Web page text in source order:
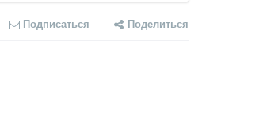
Подписаться Поделиться